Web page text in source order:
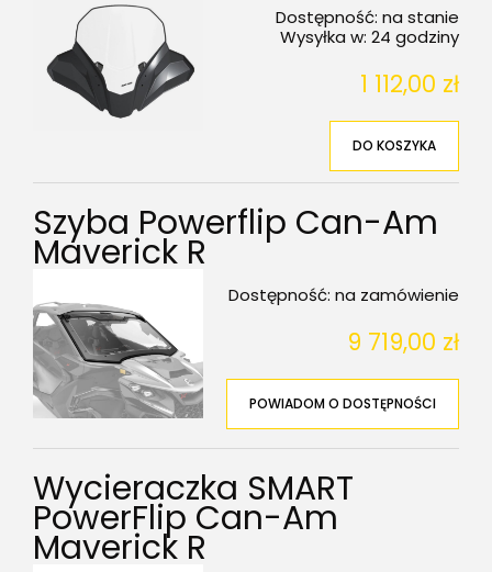
Dostępność: na stanie
Wysyłka w: 24 godziny
1 112,00 zł
DO KOSZYKA
Szyba Powerflip Can-Am
Maverick R
Dostępność: na zamówienie
9 719,00 zł
POWIADOM O DOSTĘPNOŚCI
Wycieraczka SMART
PowerFlip Can-Am
Maverick R